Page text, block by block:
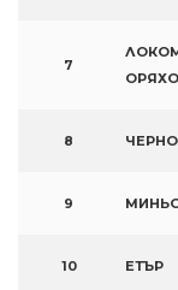
7
8
9
10 ЕТЪР